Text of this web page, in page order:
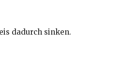
dadurch sinken.